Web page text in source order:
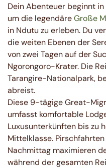
Dein Abenteuer beginnt
um die legendäreGroße
in Ndutu zu erleben. Du
die weiten Ebenen der
von zwei Tagen auf der
Ngorongoro-Krater. Die
Tarangire-Nationalpark,
abreist.
Diese 9-tägige Great-
umfasst komfortable
Luxusunterkünften bis zu
Mittelklasse.
Nachmittag maximieren
während der gesamten